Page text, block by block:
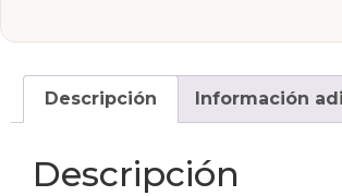
Descripción Información
Descripción